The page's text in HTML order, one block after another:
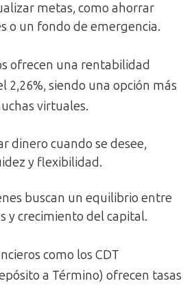
metas, como ahorrar
o un fondo de emergencia.
ofrecen una rentabilidad
2,26%, siendo una opción más
virtuales.
dinero cuando se desee,
y flexibilidad.
buscan un equilibrio entre
y crecimiento del capital.
como los CDT
a Término) ofrecen tasas